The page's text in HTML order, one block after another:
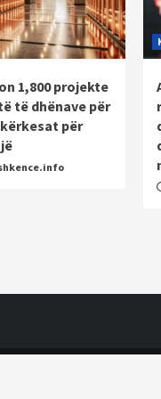
1,800 projekte
të dhënave për
për